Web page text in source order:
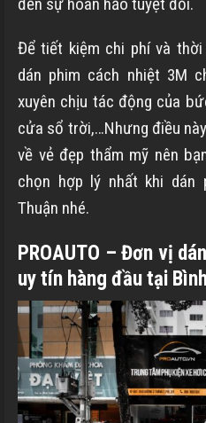
Để tiết kiệm chi phí và
dán phim cách nhiệt 3M
xuyên chịu tác động của
cửa sổ trời,…Nhưng điều
về vẻ đẹp thẩm mỹ nên
chọn hợp lý nhất khi dán
Thuận nhé.
PROAUTO – Đơn vị
uy tín hàng đầu tại